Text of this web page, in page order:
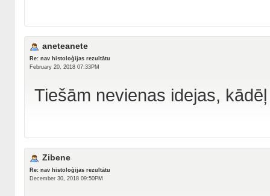
aneteanete
Re: nav histoloģijas rezultātu
February 20, 2018 07:33PM
Tiešām nevienas idejas,
Zibene
Re: nav histoloģijas rezultātu
December 30, 2018 09:50PM